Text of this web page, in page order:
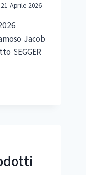
21 Aprile 2026
Jacob
SEGGER